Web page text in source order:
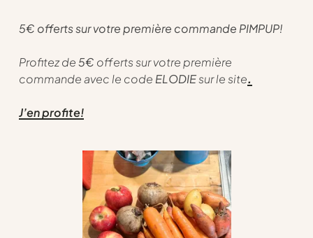
5€ offerts sur votre première commande PIMPUP!
Profitez de5€ offerts sur votre première
commande avec le code ELODIEsur le site.
J’en profite!